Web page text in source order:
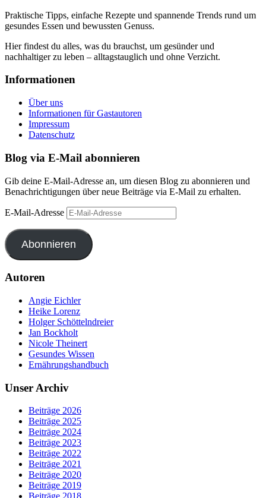
Praktische Tipps, einfache Rezepte und spannende Trends rund um
gesundes Essen und bewussten Genuss.
Hier findest du alles, was du brauchst, um gesünder und
nachhaltiger zu leben – alltagstauglich und ohne Verzicht.
Informationen
Über uns
Informationen für Gastautoren
Impressum
Datenschutz
Blog via E-Mail abonnieren
Gib deine E-Mail-Adresse an, um diesen Blog zu abonnieren und
Benachrichtigungen über neue Beiträge via E-Mail zu erhalten.
E-Mail-Adresse
Abonnieren
Autoren
Angie Eichler
Heike Lorenz
Holger Schöttelndreier
Jan Bockholt
Nicole Theinert
Gesundes Wissen
Ernährungshandbuch
Unser Archiv
Beiträge 2026
Beiträge 2025
Beiträge 2024
Beiträge 2023
Beiträge 2022
Beiträge 2021
Beiträge 2020
Beiträge 2019